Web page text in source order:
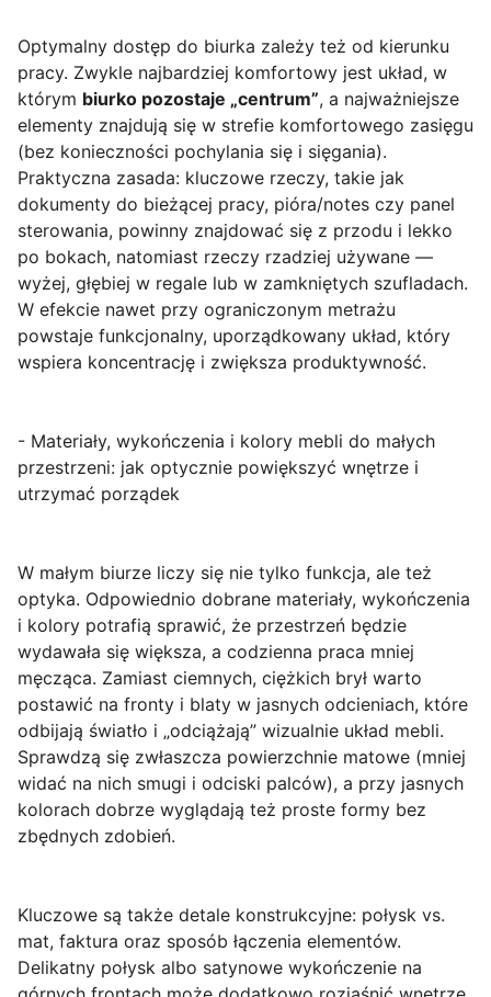
Optymalny dostęp do biurka zależy też od kierunku
pracy. Zwykle najbardziej komfortowy jest układ, w
którym biurko pozostaje „centrum”, a najważniejsze
elementy znajdują się w strefie komfortowego zasięgu
(bez konieczności pochylania się i sięgania).
Praktyczna zasada: kluczowe rzeczy, takie jak
dokumenty do bieżącej pracy, pióra/notes czy panel
sterowania, powinny znajdować się z przodu i lekko
po bokach, natomiast rzeczy rzadziej używane —
wyżej, głębiej w regale lub w zamkniętych szufladach.
W efekcie nawet przy ograniczonym metrażu
powstaje funkcjonalny, uporządkowany układ, który
wspiera koncentrację i zwiększa produktywność.
- Materiały, wykończenia i kolory mebli do małych
przestrzeni: jak optycznie powiększyć wnętrze i
utrzymać porządek
W małym biurze liczy się nie tylko funkcja, ale też
optyka. Odpowiednio dobrane materiały, wykończenia
i kolory potrafią sprawić, że przestrzeń będzie
wydawała się większa, a codzienna praca mniej
męcząca. Zamiast ciemnych, ciężkich brył warto
postawić na fronty i blaty w jasnych odcieniach, które
odbijają światło i „odciążają” wizualnie układ mebli.
Sprawdzą się zwłaszcza powierzchnie matowe (mniej
widać na nich smugi i odciski palców), a przy jasnych
kolorach dobrze wyglądają też proste formy bez
zbędnych zdobień.
Kluczowe są także detale konstrukcyjne: połysk vs.
mat, faktura oraz sposób łączenia elementów.
Delikatny połysk albo satynowe wykończenie na